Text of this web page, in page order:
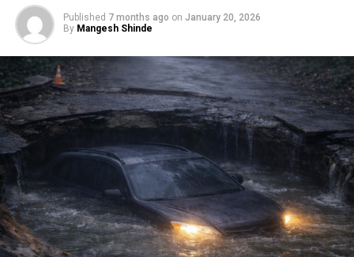
Published 7 months ago on January 20, 2026
By Mangesh Shinde